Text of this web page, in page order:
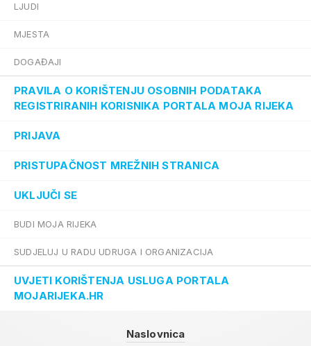
LJUDI
MJESTA
DOGAĐAJI
PRAVILA O KORIŠTENJU OSOBNIH PODATAKA
REGISTRIRANIH KORISNIKA PORTALA MOJA RIJEKA
PRIJAVA
PRISTUPAČNOST MREŽNIH STRANICA
UKLJUČI SE
BUDI MOJA RIJEKA
SUDJELUJ U RADU UDRUGA I ORGANIZACIJA
UVJETI KORIŠTENJA USLUGA PORTALA
MOJARIJEKA.HR
Naslovnica